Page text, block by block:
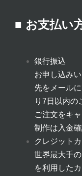
■ お支払い
銀行振込
お申し込み
先をメール
り7日以内の
ご注文をキ
制作は入金
クレジット
世界最大手
を利用した